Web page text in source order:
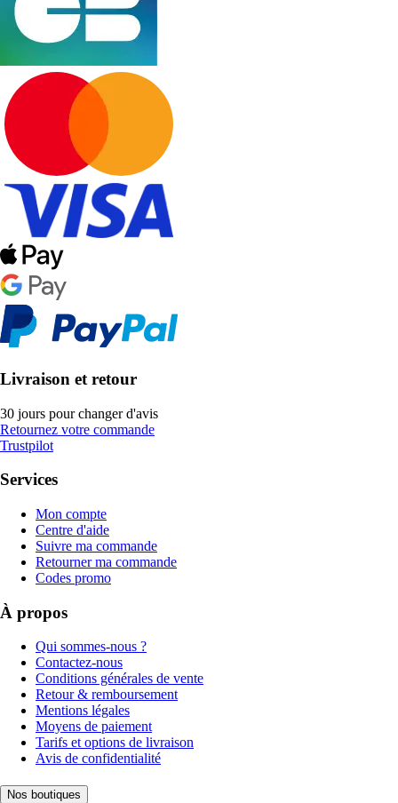
Livraison et retour
30 jours pour changer d'avis
Retournez votre commande
Trustpilot
Services
Mon compte
Centre d'aide
Suivre ma commande
Retourner ma commande
Codes promo
À propos
Qui sommes-nous ?
Contactez-nous
Conditions générales de vente
Retour & remboursement
Mentions légales
Moyens de paiement
Tarifs et options de livraison
Avis de confidentialité
Nos boutiques